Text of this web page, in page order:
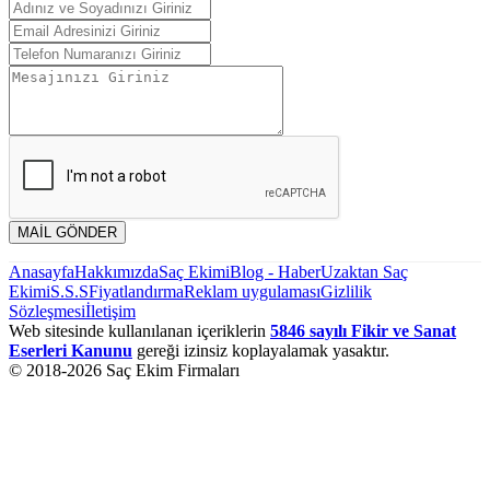
MAİL GÖNDER
AnasayfaHakkımızdaSaç EkimiBlog - HaberUzaktan Saç
EkimiS.S.SFiyatlandırmaReklam uygulamasıGizlilik
Sözleşmesiİletişim
Web sitesinde kullanılanan içeriklerin 5846 sayılı Fikir ve Sanat
Eserleri Kanunu gereği izinsiz koplayalamak yasaktır.
© 2018-2026 Saç Ekim Firmaları